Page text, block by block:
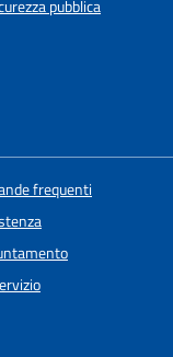
pubblica
frequenti